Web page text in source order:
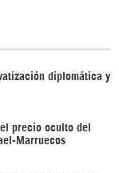
diplomática y
precio oculto del
Marruecos